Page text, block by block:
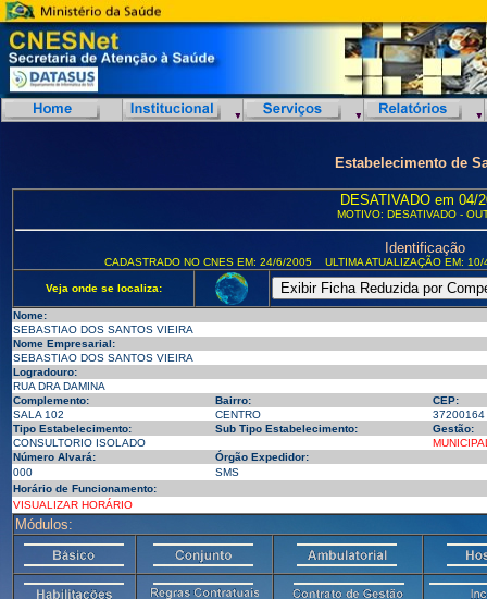
Estabelecimento de
DESATIVADO em 04/
MOTIVO: DESATIVADO -
Identificação
CADASTRADO NO CNES EM: 24/6/2005 ULTIMA ATUALIZAÇÃO EM:
Veja onde se localiza:
Nome:
SEBASTIAO DOS SANTOS VIEIRA
Nome Empresarial:
SEBASTIAO DOS SANTOS VIEIRA
Logradouro:
RUA DRA DAMINA
Complemento:
Bairro:
CEP:
SALA 102
CENTRO
37200164
Tipo Estabelecimento:
Sub Tipo Estabelecimento:
Gestão:
CONSULTORIO ISOLADO
Número Alvará:
Órgão Expedidor:
000
SMS
Horário de Funcionamento:
VISUALIZAR HORÁRIO
Módulos: